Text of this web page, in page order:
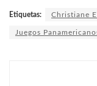
Etiquetas: Christiane
Juegos